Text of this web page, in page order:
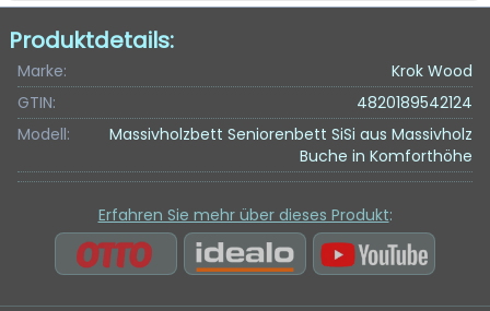
Produktdetails:
Marke:
Krok Wood
GTIN:
4820189542124
Modell:
Massivholzbett Seniorenbett SiSi aus Massivholz
Buche in Komforthöhe
Erfahren Sie mehr über dieses Produkt: